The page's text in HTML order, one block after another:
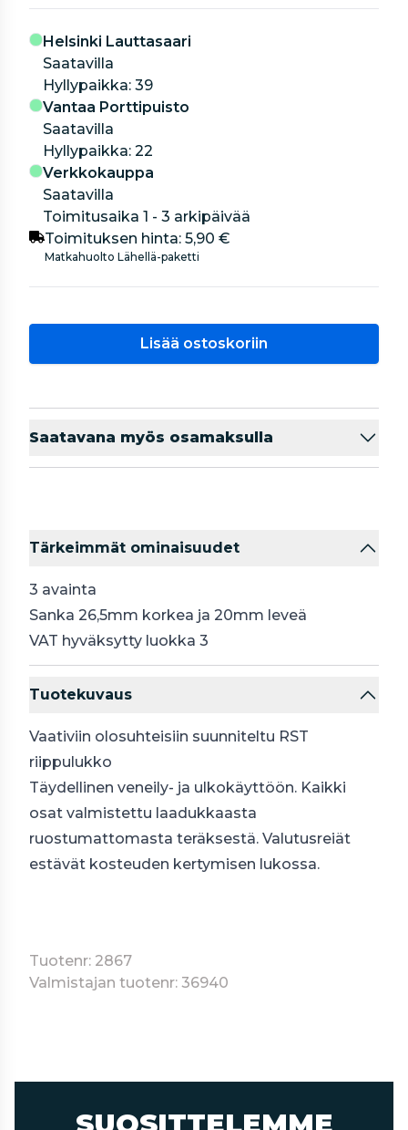
Helsinki Lauttasaari
Saatavilla
hyllypaikka: 39
Vantaa Porttipuisto
Saatavilla
hyllypaikka: 22
Verkkokauppa
Saatavilla
Toimitusaika 1 - 3 arkipäivää
Toimituksen hinta: 5,90 €
Matkahuolto Lähellä-paketti
Lisää ostoskoriin
Saatavana myös osamaksulla
Tärkeimmät ominaisuudet
3 avainta
Sanka 26,5mm korkea ja 20mm leveä
VAT hyväksytty luokka 3
Tuotekuvaus
Vaativiin olosuhteisiin suunniteltu RST
riippulukko
Täydellinen veneily- ja ulkokäyttöön. Kaikki
osat valmistettu laadukkaasta
ruostumattomasta teräksestä. Valutusreiät
estävät kosteuden kertymisen lukossa.
Tuotenr: 2867
Valmistajan tuotenr: 36940